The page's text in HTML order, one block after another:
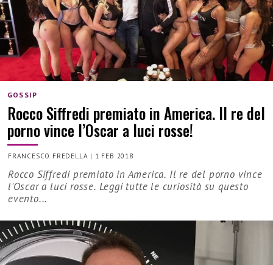
GOSSIP
Rocco Siffredi premiato in America. Il re del
porno vince l’Oscar a luci rosse!
FRANCESCO FREDELLA | 1 FEB 2018
Rocco Siffredi premiato in America. Il re del porno vince
l'Oscar a luci rosse. Leggi tutte le curiosità su questo
evento...